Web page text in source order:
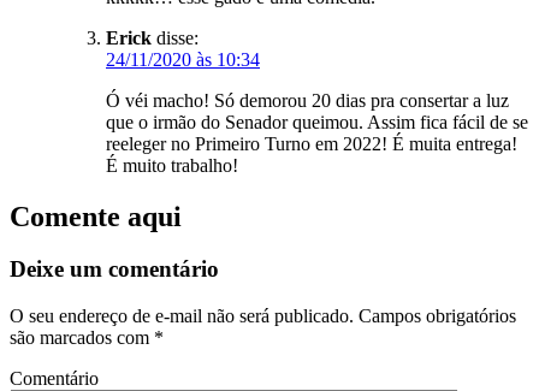
Erick disse:
24/11/2020 às 10:34
Ó véi macho! Só demorou 20 dias pra consertar a luz
que o irmão do Senador queimou. Assim fica fácil de se
reeleger no Primeiro Turno em 2022! É muita entrega!
É muito trabalho!
Comente aqui
Deixe um comentário
O seu endereço de e-mail não será publicado. Campos obrigatórios
são marcados com *
Comentário